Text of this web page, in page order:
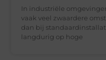
In industriële
vaak veel zwaardere
dan bij
langdurig op hoge